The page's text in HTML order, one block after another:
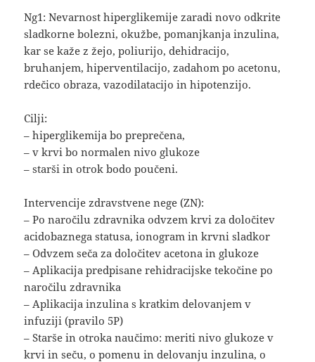
Ng1: Nevarnost hiperglikemije zaradi novo odkrite
sladkorne bolezni, okužbe, pomanjkanja inzulina,
kar se kaže z žejo, poliurijo, dehidracijo,
bruhanjem, hiperventilacijo, zadahom po acetonu,
rdečico obraza, vazodilatacijo in hipotenzijo.
Cilji:
– hiperglikemija bo preprečena,
– v krvi bo normalen nivo glukoze
– starši in otrok bodo poučeni.
Intervencije zdravstvene nege (ZN):
– Po naročilu zdravnika odvzem krvi za določitev
acidobaznega statusa, ionogram in krvni sladkor
– Odvzem seča za določitev acetona in glukoze
– Aplikacija predpisane rehidracijske tekočine po
naročilu zdravnika
– Aplikacija inzulina s kratkim delovanjem v
infuziji (pravilo 5P)
– Starše in otroka naučimo: meriti nivo glukoze v
krvi in seču, o pomenu in delovanju inzulina, o